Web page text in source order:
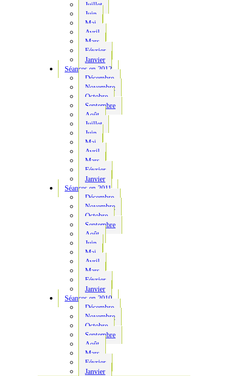
Juillet
Juin
Mai
Avril
Mars
Février
Janvier
Séances en 2012
Décembre
Novembre
Octobre
Septembre
Août
Juillet
Juin
Mai
Avril
Mars
Février
Janvier
Séances en 2011
Décembre
Novembre
Octobre
Septembre
Août
Juin
Mai
Avril
Mars
Février
Janvier
Séances en 2010
Décembre
Novembre
Octobre
Septembre
Août
Mars
Février
Janvier